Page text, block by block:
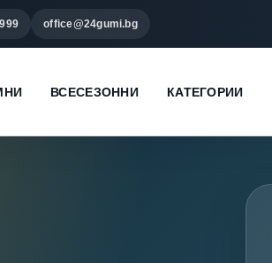
office@24gumi.bg
ВСЕСЕЗОННИ КАТЕГОРИИ